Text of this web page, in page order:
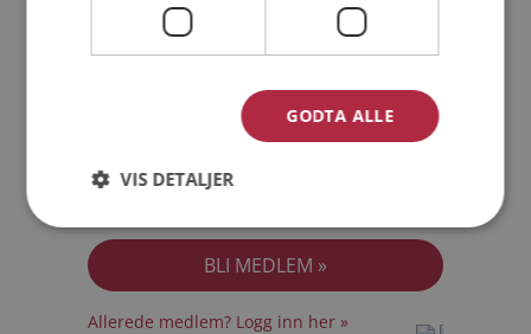
Jeg akseptererMedlemsvilkårene
Allerede medlem? Logg inn her »
GODTA ALLE
VIS DETALJER